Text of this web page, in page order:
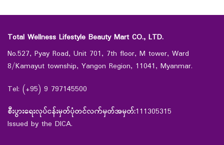
Total Wellness Lifestyle Beauty Mart CO., LTD.
No.527, Pyay Road, Unit 701, 7th floor, M tower, Ward
8/Kamayut township, Yangon Region, 11041, Myanmar.
Tel: (+95) 9 797145500
စီးပွားရေးလုပ်ငန်းမှတ်ပုံတင်လက်မှတ်အမှတ်:111305315
Issued by the DICA.